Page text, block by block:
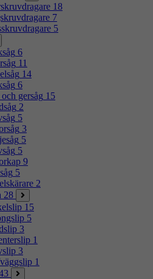
18
7
5
6
11
14
6
gersåg 15
2
5
3
5
5
9
5
2
28
15
5
3
1
3
1